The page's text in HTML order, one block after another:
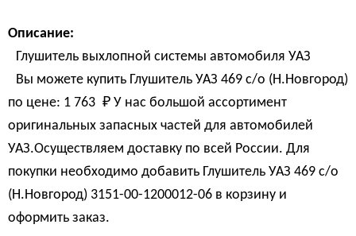
Описание:
Глушитель выхлопной системы автомобиля УАЗ
Вы можете купить Глушитель УАЗ 469 с/о (Н.Новгород)
по цене: 1 763 ₽ У нас большой ассортимент
оригинальных запасных частей для автомобилей
УАЗ.Осуществляем доставку по всей России. Для
покупки необходимо добавить Глушитель УАЗ 469 с/о
(Н.Новгород) 3151-00-1200012-06 в корзину и
оформить заказ.